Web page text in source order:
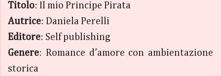
Titolo: Il mio Principe Pirata
Autrice: Daniela Perelli
Editore: Self publishing
Genere: Romance d’amore con ambientazione
storica